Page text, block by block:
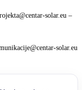
solar.eu –
solar.eu